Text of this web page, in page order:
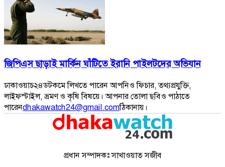
জিপিএস ছাড়াই মার্কিন ঘাঁটিতে ইরানি পাইলটদের অভিযান
ঢাকাওয়াচ২৪ডটকমে লিখতে পারেন আপনিও ফিচার, তথ্যপ্রযুক্তি,
লাইফস্টাইল, ভ্রমণ ও কৃষি বিষয়ে। আপনার তোলা ছবিও পাঠাতে
পারেনdhakawatch24@gmail.comঠিকানায়।
প্রধান সম্পাদকঃ সাখাওয়াত সজীব